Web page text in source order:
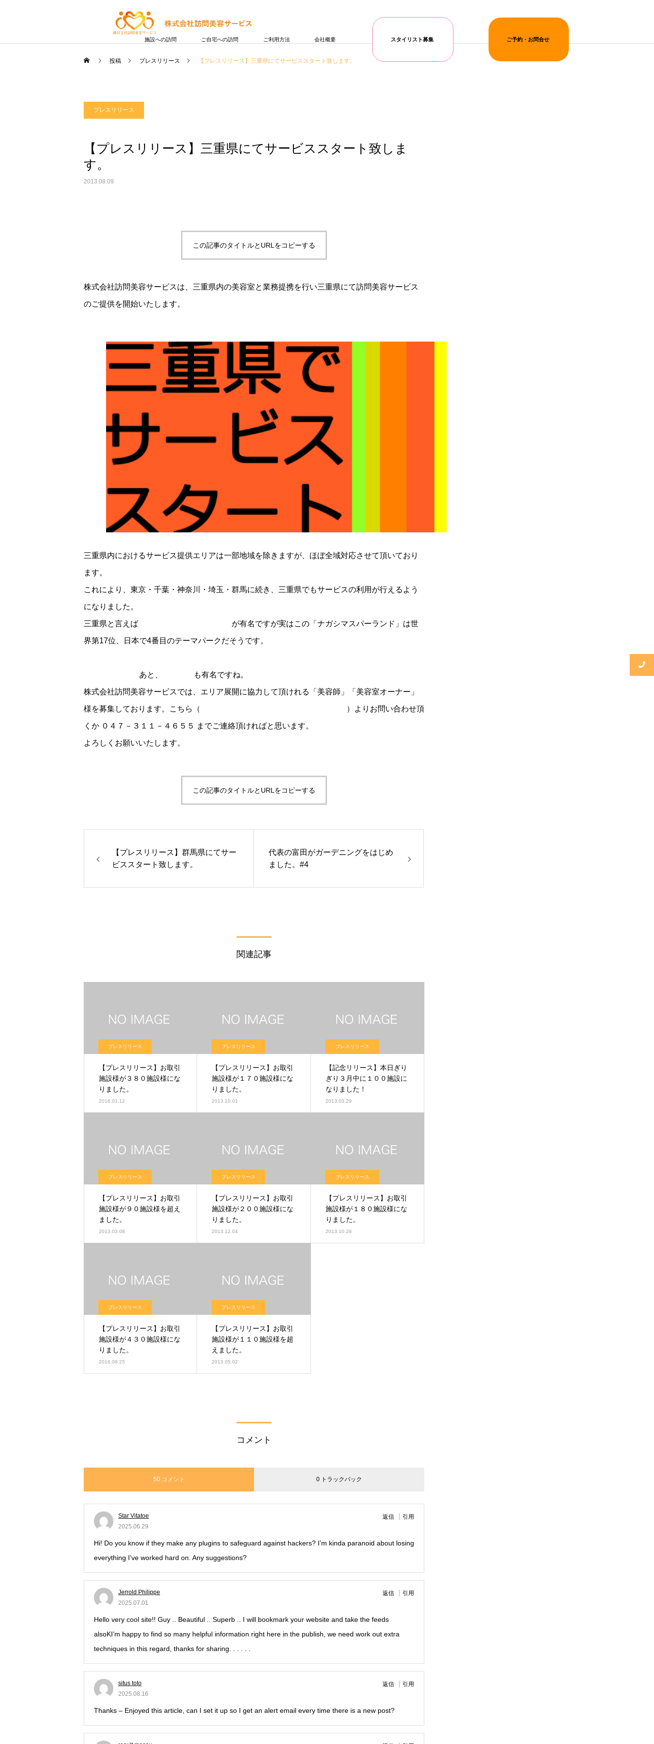
施設への訪問 ご自宅への訪問 ご利用方法 会社概要 スタイリスト募集 ご予約・お問合せ
投稿 プレスリリース 【プレスリリース】三重県にてサービススタート致します。
プレスリリース
【プレスリリース】三重県にてサービススタート致しま
す。
2013.08.09
この記事のタイトルとURLをコピーする
株式会社訪問美容サービスは、三重県内の美容室と業務提携を行い三重県にて訪問美容サービス
のご提供を開始いたします。
三重県内におけるサービス提供エリアは一部地域を除きますが、ほぼ全域対応させて頂いており
ます。
これにより、東京・千葉・神奈川・埼玉・群馬に続き、三重県でもサービスの利用が行えるよう
になりました。
三重県と言えば が有名ですが実はこの「ナガシマスパーランド」は世
界第17位、日本で4番目のテーマパークだそうです。
あと、 も有名ですね。
株式会社訪問美容サービスでは、エリア展開に協力して頂けれる「美容師」「美容室オーナー」
様を募集しております。こちら（ ）よりお問い合わせ頂
くか ０４７－３１１－４６５５ までご連絡頂ければと思います。
よろしくお願いいたします。
この記事のタイトルとURLをコピーする
【プレスリリース】群馬県にてサー
ビススタート致します。
代表の富田がガーデニングをはじめ
ました。#4
関連記事
プレスリリース
【プレスリリース】お取引
施設様が３８０施設様にな
りました。
2016.01.12
プレスリリース
【プレスリリース】お取引
施設様が１７０施設様にな
りました。
2013.10.01
プレスリリース
【記念リリース】本日ぎり
ぎり３月中に１００施設に
なりました！
2013.03.29
プレスリリース
【プレスリリース】お取引
施設様が９０施設様を超え
ました。
2013.03.08
プレスリリース
【プレスリリース】お取引
施設様が２００施設様にな
りました。
2013.12.04
プレスリリース
【プレスリリース】お取引
施設様が１８０施設様にな
りました。
2013.10.28
プレスリリース
【プレスリリース】お取引
施設様が４３０施設様にな
りました。
2016.08.25
プレスリリース
【プレスリリース】お取引
施設様が１１０施設様を超
えました。
2013.05.02
コメント
50 コメント 0 トラックバック
Star Vitatoe
2025.06.29
返信 引用
Hi! Do you know if they make any plugins to safeguard against hackers? I’m kinda paranoid about losing
everything I’ve worked hard on. Any suggestions?
Jerrold Philippe
2025.07.01
返信 引用
Hello very cool site!! Guy .. Beautiful .. Superb .. I will bookmark your website and take the feeds
alsoKI’m happy to find so many helpful information right here in the publish, we need work out extra
techniques in this regard, thanks for sharing. . . . . .
situs toto
2025.08.16
返信 引用
Thanks – Enjoyed this article, can I set it up so I get an alert email every time there is a new post?